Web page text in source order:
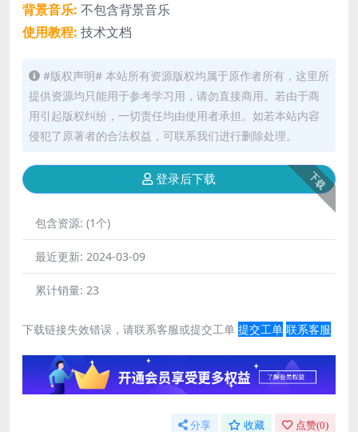
背景音乐: 不包含背景音乐
使用教程: 技术文档
#版权声明# 本站所有资源版权均属于原作者所有，这里所
提供资源均只能用于参考学习用，请勿直接商用。若由于商
用引起版权纠纷，一切责任均由使用者承担。如若本站内容
侵犯了原著者的合法权益，可联系我们进行删除处理。
下载
登录后下载
包含资源: (1个)
最近更新: 2024-03-09
累计销量: 23
下载链接失效错误，请联系客服或提交工单 提交工单 联系客服
分享 收藏 点赞(0)